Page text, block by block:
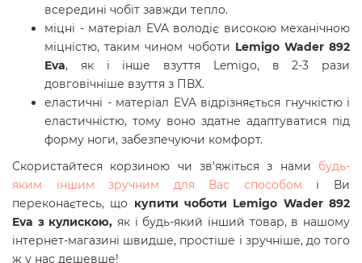
всередині чобіт завжди тепло.
міцні - матеріал EVA володіє високою механічною
міцністю, таким чином чоботи Lemigo Wader 892
Eva, як і інше взуття Lemigo, в 2-3 рази
довговічніше взуття з ПВХ.
еластичні - матеріал EVA відрізняється гнучкістю і
еластичністю, тому воно здатне адаптуватися під
форму ноги, забезпечуючи комфорт.
Скористайтеся корзиною чи зв'яжіться з нами будь-
яким іншим зручним для Вас способом і Ви
переконаєтесь, що купитичоботи Lemigo Wader 892
Eva з кулискою,як і будь-який інший товар, в нашому
інтернет-магазині швидше, простіше і зручніше, до того
ж у нас дешевше!